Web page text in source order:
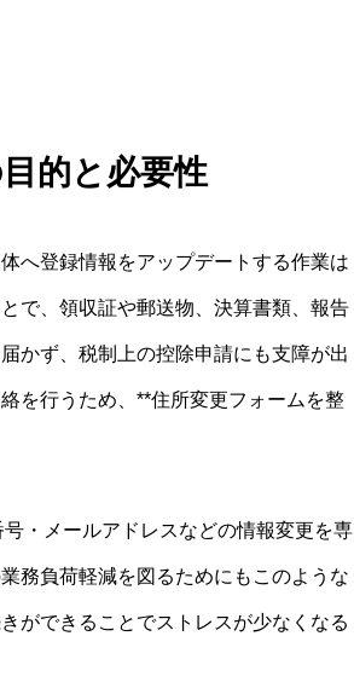
的と必要性
へ登録情報をアップデートする作業は
で、領収証や郵送物、決算書類、報告
かず、税制上の控除申請にも支障が出
を行うため、**住所変更フォームを整
・メールアドレスなどの情報変更を専
務負荷軽減を図るためにもこのような
ができることでストレスが少なくなる